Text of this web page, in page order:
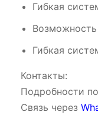
Гибкая
Гибкая
Контакты:
Подробности
Связь через